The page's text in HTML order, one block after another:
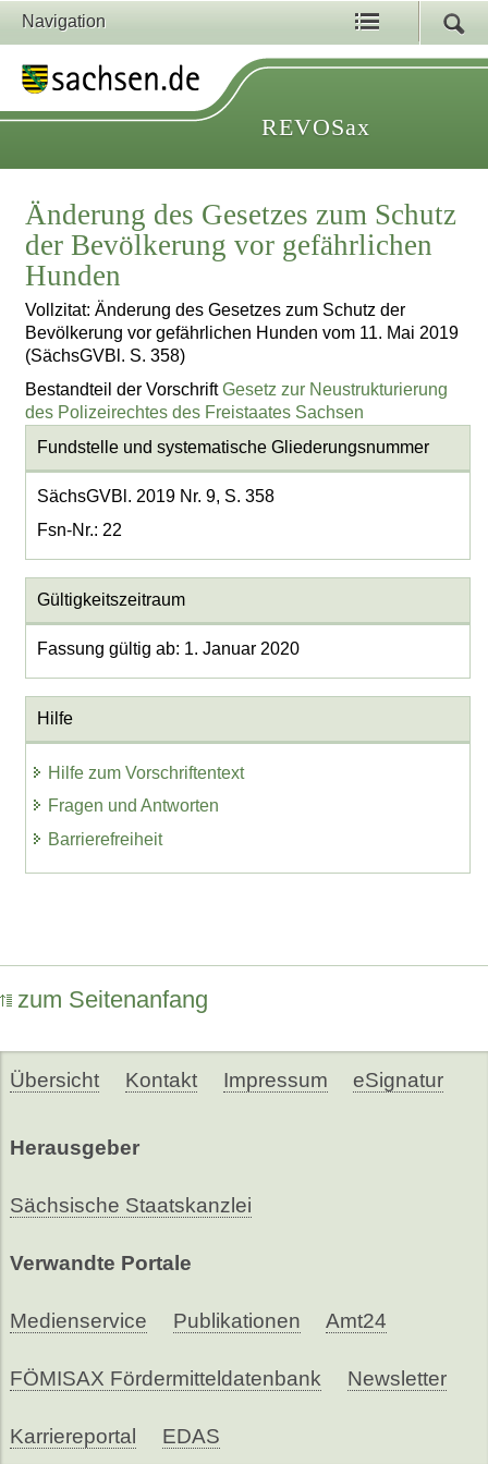
Navigation
REVOSax
Änderung des Gesetzes zum Schutz
der Bevölkerung vor gefährlichen
Hunden
Vollzitat: Änderung des Gesetzes zum Schutz der
Bevölkerung vor gefährlichen Hunden vom 11. Mai 2019
(SächsGVBl. S. 358)
Bestandteil der VorschriftGesetz zur Neustrukturierung
des Polizeirechtes des Freistaates Sachsen
Fundstelle und systematische Gliederungsnummer
SächsGVBl. 2019 Nr. 9, S. 358
Fsn-Nr.: 22
Gültigkeitszeitraum
Fassung gültig ab: 1. Januar 2020
Hilfe
Hilfe zum Vorschriftentext
Fragen und Antworten
Barrierefreiheit
zum Seitenanfang
Übersicht Kontakt Impressum eSignatur
Herausgeber
Sächsische Staatskanzlei
Verwandte Portale
Medienservice Publikationen Amt24
FÖMISAX Fördermitteldatenbank Newsletter
Karriereportal EDAS